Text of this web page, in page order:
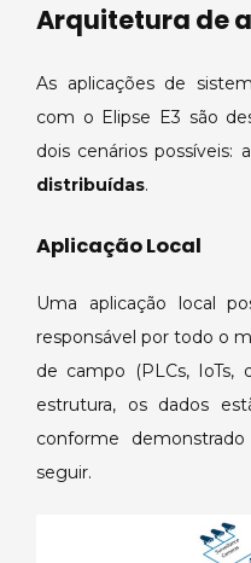
Arquitetura de
As aplicações de
com o Elipse E3 são
dois cenários possíveis:
distribuídas.
Aplicação Local
Uma aplicação local
responsável por todo o
de campo (PLCs,
estrutura, os dados
conforme
seguir.